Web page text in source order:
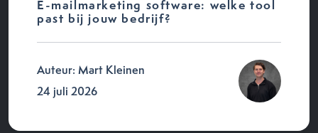
E-mailmarketing software: welke tool
past bij jouw bedrijf?
Auteur: Mart Kleinen
24 juli 2026